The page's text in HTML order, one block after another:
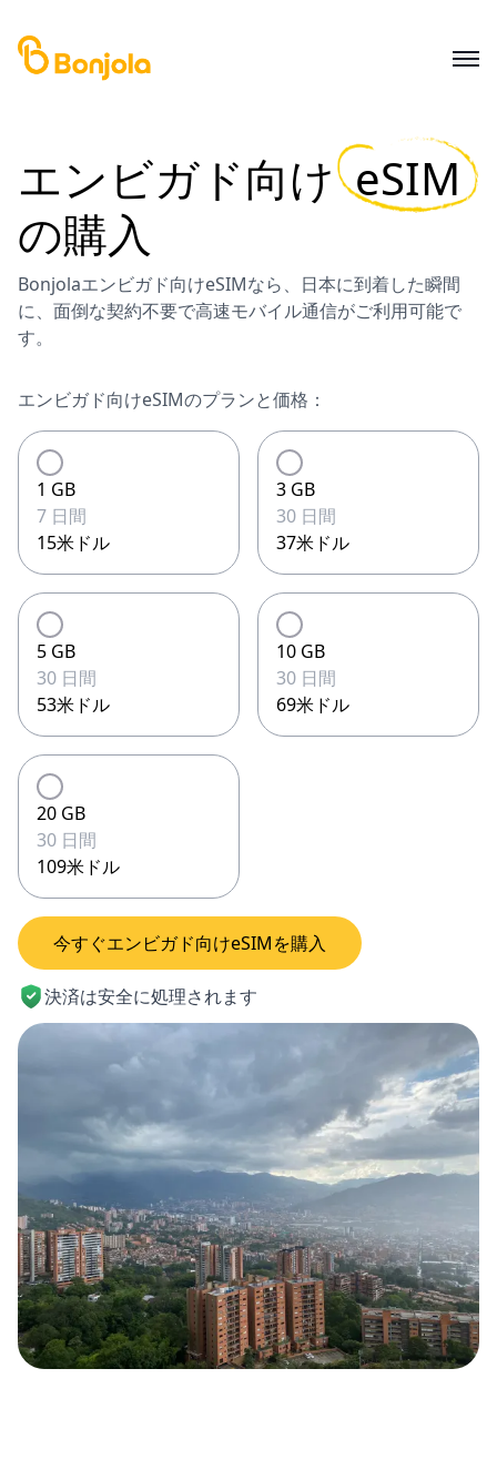
エンビガド向け eSIM
の購入
Bonjolaエンビガド向けeSIMなら、日本に到着した瞬間
に、面倒な契約不要で高速モバイル通信がご利用可能で
す。
エンビガド向けeSIMのプランと価格：
1 GB
7 日間
15米ドル
3 GB
30 日間
37米ドル
5 GB
30 日間
53米ドル
10 GB
30 日間
69米ドル
20 GB
30 日間
109米ドル
今すぐエンビガド向けeSIMを購入
決済は安全に処理されます